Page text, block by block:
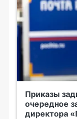
Приказы
очередное
директора